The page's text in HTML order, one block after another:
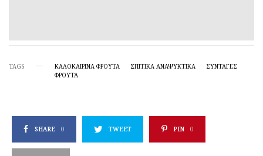
TAGS ΚΑΛΟΚΑΙΡΙΝΆ ΦΡΟΎΤΑ ΣΠΙΤΙΚΆ ΑΝΑΨΥΚΤΙΚΆ
ΣΥΝΤΑΓΕΣ
ΦΡΟΥΤΑ
SHARE 0 TWEET PIN 0